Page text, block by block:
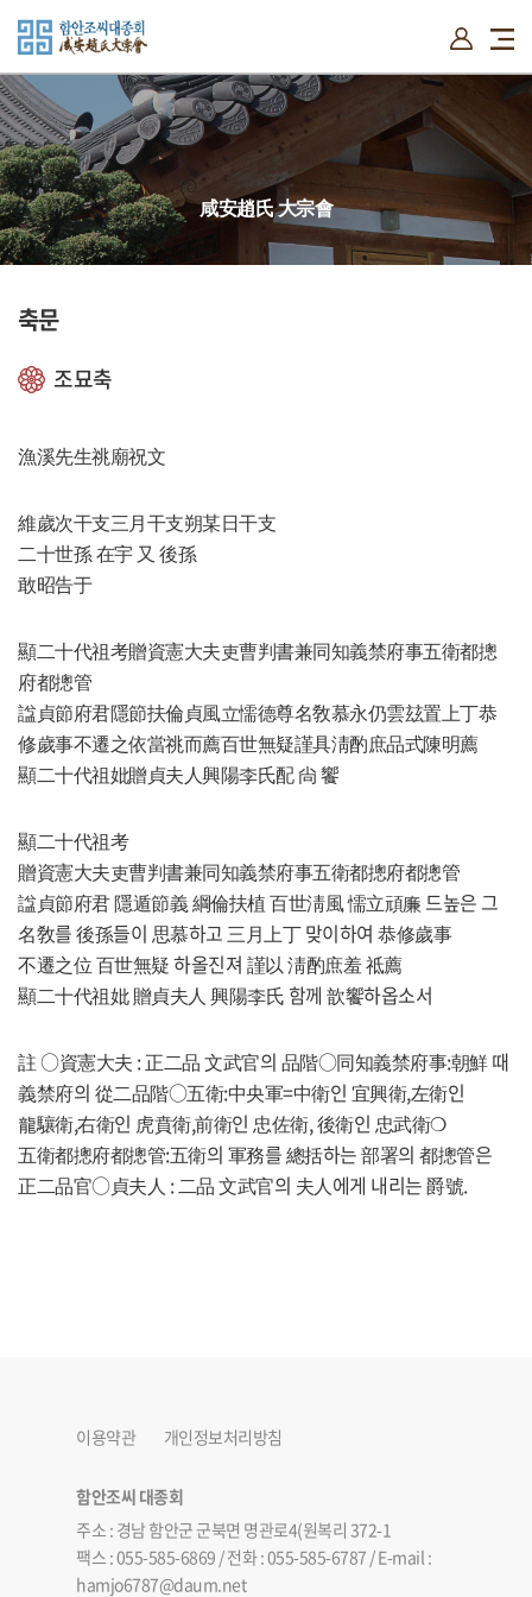
함안조씨 소개
시조와본관유래
시조원윤공사적
설단의
위치도
고유문
자료실
대종회 소개
선조얼
참여마당
咸安趙氏 大宗會
축문
조묘축
漁溪先生祧廟祝文
維歲次干支三月干支朔某日干支
二十世孫 在宇 又 後孫
敢昭告于
顯二十代祖考贈資憲大夫吏曹判書兼同知義禁府事五衛都摠
府都摠管
諡貞節府君隱節扶倫貞風立懦德尊名敎慕永仍雲玆置上丁恭
修歲事不遷之依當祧而薦百世無疑謹具淸酌庶品式陳明薦
顯二十代祖妣贈貞夫人興陽李氏配 尙 饗
顯二十代祖考
贈資憲大夫吏曹判書兼同知義禁府事五衛都摠府都摠管
諡貞節府君 隱遁節義 綱倫扶植 百世淸風 懦立頑廉 드높은 그
名敎를 後孫들이 思慕하고 三月上丁 맞이하여 恭修歲事
不遷之位 百世無疑 하올진져 謹以 淸酌庶羞 祗薦
顯二十代祖妣 贈貞夫人 興陽李氏 함께 歆饗하옵소서
註 ○資憲大夫 : 正二品 文武官의 品階○同知義禁府事:朝鮮 때
義禁府의 從二品階○五衛:中央軍=中衛인 宜興衛,左衛인
龍驤衛,右衛인 虎賁衛,前衛인 忠佐衛, 後衛인 忠武衛❍
五衛都摠府都摠管:五衛의 軍務를 總括하는 部署의 都摠管은
正二品官○貞夫人 : 二品 文武官의 夫人에게 내리는 爵號.
이용약관 개인정보처리방침
함안조씨 대종회
주소 : 경남 함안군 군북면 명관로4(원복리 372-1
팩스 : 055-585-6869 / 전화 : 055-585-6787 / E-mail :
hamjo6787@daum.net